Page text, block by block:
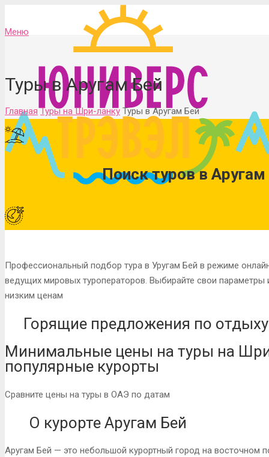
Меню
Туры в Аругам Бей
Главная Туры на Шри-ланку Туры в Аругам Бей
Поиск туров в
Профессиональный подбор тура в Уругам Бей в режиме
ведущих мировых туроператоров. Выбирайте свои
низким ценам
Горящие предложения по
Минимальные цены на туры на
популярные курорты
Сравните цены на туры в ОАЭ по датам
О курорте Аругам Бей
Аругам Бей — это небольшой курортный город на